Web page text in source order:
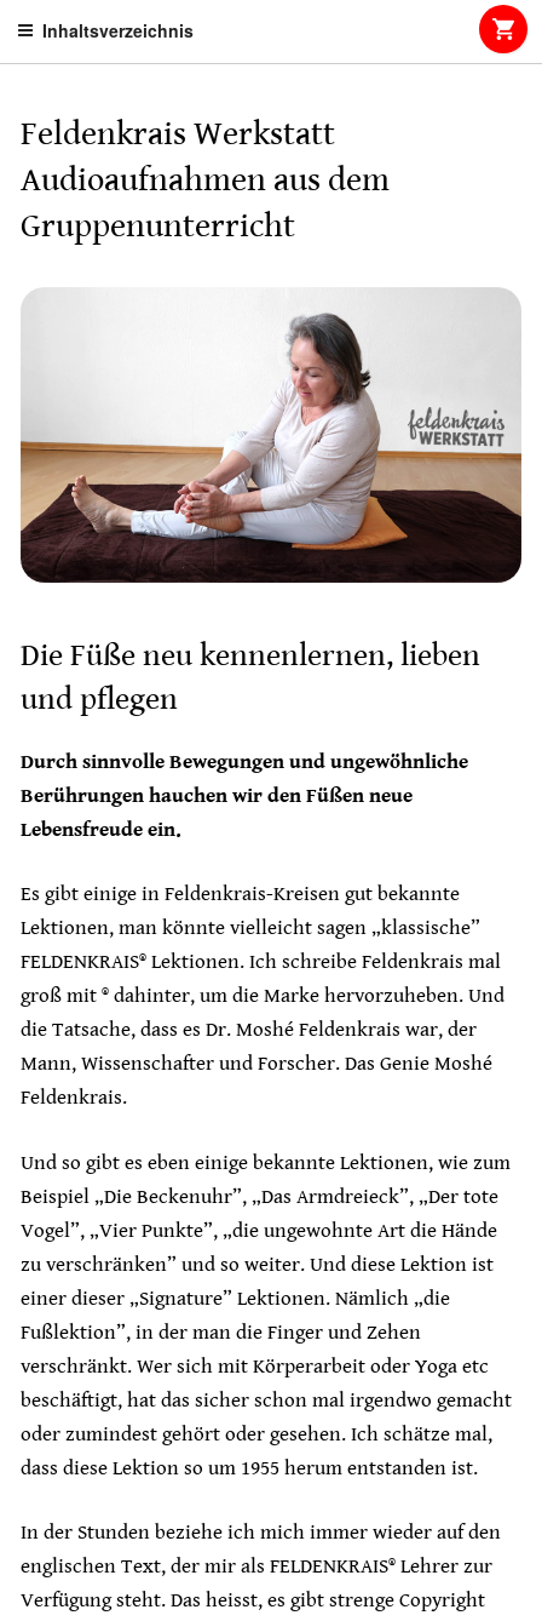
Inhaltsverzeichnis
Feldenkrais Werkstatt
Audioaufnahmen aus dem
Gruppenunterricht
Die Füße neu kennenlernen, lieben
und pflegen
Durch sinnvolle Bewegungen und ungewöhnliche
Berührungen hauchen wir den Füßen neue
Lebensfreude ein.
Es gibt einige in Feldenkrais-Kreisen gut bekannte
Lektionen, man könnte vielleicht sagen „klassische”
FELDENKRAIS® Lektionen. Ich schreibe Feldenkrais mal
groß mit ® dahinter, um die Marke hervorzuheben. Und
die Tatsache, dass es Dr. Moshé Feldenkrais war, der
Mann, Wissenschafter und Forscher. Das Genie Moshé
Feldenkrais.
Und so gibt es eben einige bekannte Lektionen, wie zum
Beispiel „Die Beckenuhr”, „Das Armdreieck”, „Der tote
Vogel”, „Vier Punkte”, „die ungewohnte Art die Hände
zu verschränken” und so weiter. Und diese Lektion ist
einer dieser „Signature” Lektionen. Nämlich „die
Fußlektion”, in der man die Finger und Zehen
verschränkt. Wer sich mit Körperarbeit oder Yoga etc
beschäftigt, hat das sicher schon mal irgendwo gemacht
oder zumindest gehört oder gesehen. Ich schätze mal,
dass diese Lektion so um 1955 herum entstanden ist.
In der Stunden beziehe ich mich immer wieder auf den
englischen Text, der mir als FELDENKRAIS® Lehrer zur
Verfügung steht. Das heisst, es gibt strenge Copyright